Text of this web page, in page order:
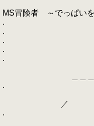
MS冒険者 ～でっぱい
.
.
.
.
.
.
／
.